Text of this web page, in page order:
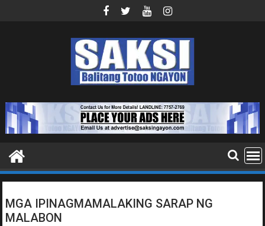
MGA IPINAGMAMALAKING SARAP NG
MALABON